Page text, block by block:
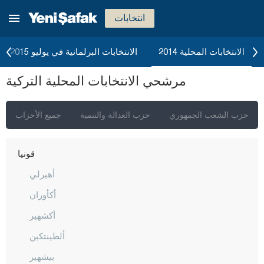
انتخابات
الانتخابات البرلمانية في يوليو 2015 الانتخابات المحلية 2014
مرشحي الانتخابات المحلية التركية
جميع الأحزاب حزب العدالة والتنمية حزب الشعب الجمهوري
قيصري
كيركالي
قرقلر ايلي
قوجه ايلي
قونيا
أهيرلي
أكأوران
أكشهير
ألطينتكين
بيشهير